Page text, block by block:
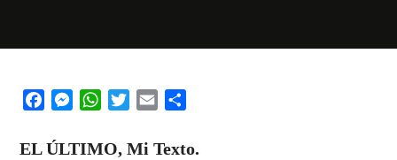
FacebookMessengerWhatsAppTwitterEmail
EL ÚLTIMO, Mi Texto.